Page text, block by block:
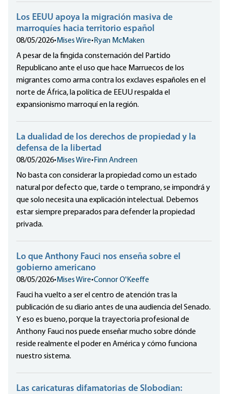
Los EEUU apoya la migración masiva de
marroquíes hacia territorio español
08/05/2026• Mises Wire•Ryan McMaken
A pesar de la fingida consternación del Partido
Republicano ante el uso que hace Marruecos de los
migrantes como arma contra los exclaves españoles en el
norte de África, la política de EEUU respalda el
expansionismo marroquí en la región.
La dualidad de los derechos de propiedad y la
defensa de la libertad
08/05/2026• Mises Wire• Finn Andreen
No basta con considerar la propiedad como un estado
natural por defecto que, tarde o temprano, se impondrá y
que solo necesita una explicación intelectual. Debemos
estar siempre preparados para defender la propiedad
privada.
Lo que Anthony Fauci nos enseña sobre el
gobierno americano
08/05/2026• Mises Wire•Connor O'Keeffe
Fauci ha vuelto a ser el centro de atención tras la
publicación de su diario antes de una audiencia del Senado.
Y eso es bueno, porque la trayectoria profesional de
Anthony Fauci nos puede enseñar mucho sobre dónde
reside realmente el poder en América y cómo funciona
nuestro sistema.
Las caricaturas difamatorias de Slobodian: